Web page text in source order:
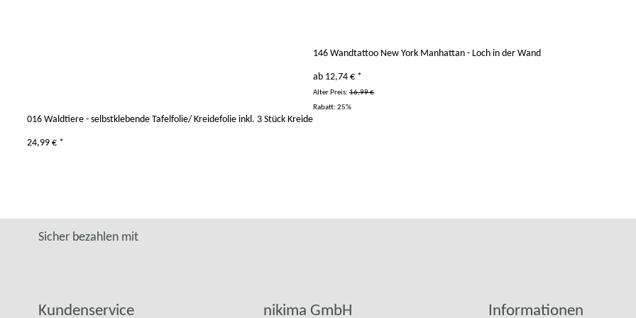
016 Waldtiere - selbstklebende Tafelfolie/ Kreidefolie inkl. 3 Stück Kreide
24,99 € *
146 Wandtattoo New York Manhattan - Loch in der Wand
ab 12,74 € *
Alter Preis: 16,99 €
Rabatt: 25%
Sicher bezahlen mit
Kundenservice nikima GmbH Informationen